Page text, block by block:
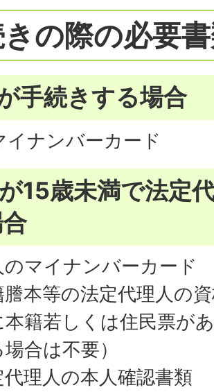
の際の必要
手続きする場合
イナンバーカード
15歳未満で法定
のマイナンバーカード
謄本等の法定代理人の
本籍若しくは住民票が
合は不要）
代理人の本人確認書類